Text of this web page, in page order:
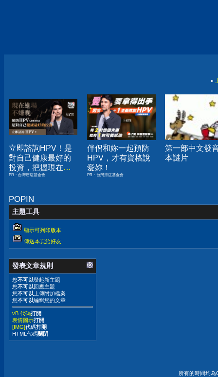
«
立即諮詢HPV！是
對自己健康最好的
投資，把握現在不
嫌晚！
PR・台灣癌症基金會
伴侶和妳一起預防
HPV，才有資格說
愛妳！
PR・台灣癌症基金會
第一部中文發
本謎片
POPIN
主題工具
顯示可列印版本
傳送本頁給好友
發表文章規則
您不可以發起新主題
您不可以回應主題
您不可以 上傳附加檔案
您不可以編輯您的文章
vB 代碼打開
表情圖示打開
[IMG]代碼打開
HTML代碼關閉
所有的時間均為